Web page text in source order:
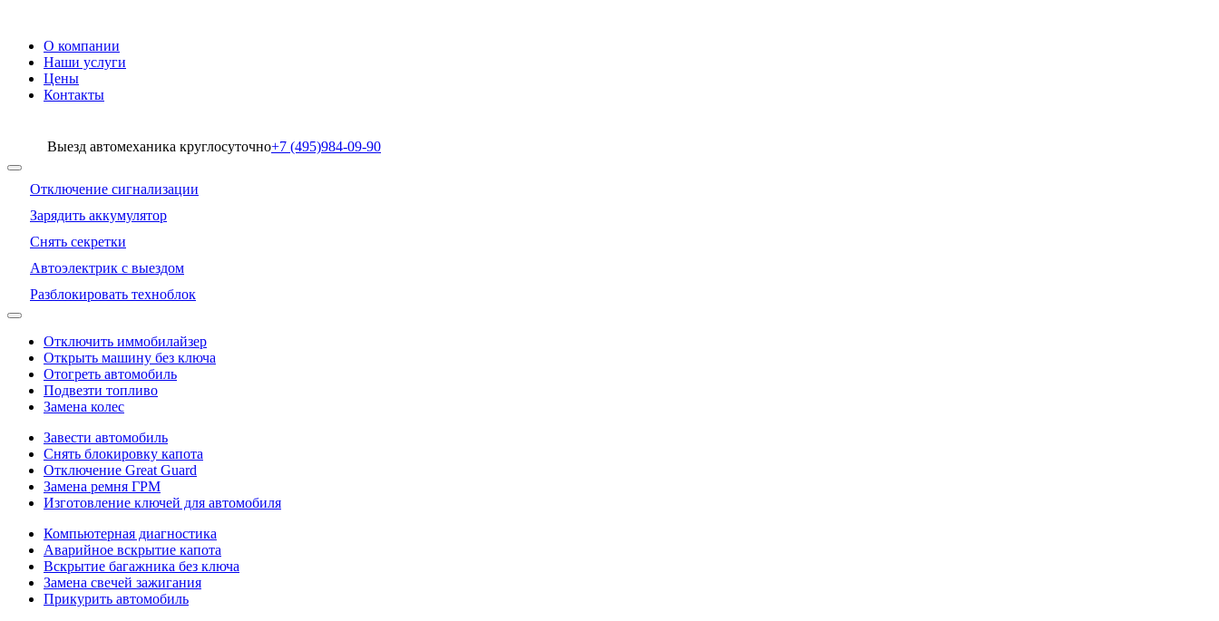
О компании
Наши услуги
Цены
Контакты
Выезд автомеханика круглосуточно+7 (495)984-09-90
Отключение сигнализации
Зарядить аккумулятор
Снять секретки
Автоэлектрик с выездом
Разблокировать техноблок
Отключить иммобилайзер
Открыть машину без ключа
Отогреть автомобиль
Подвезти топливо
Замена колес
Завести автомобиль
Снять блокировку капота
Отключение Great Guard
Замена ремня ГРМ
Изготовление ключей для автомобиля
Компьютерная диагностика
Аварийное вскрытие капота
Вскрытие багажника без ключа
Замена свечей зажигания
Прикурить автомобиль